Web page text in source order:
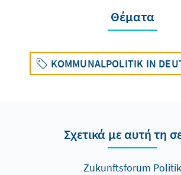
Θέματα
KOMMUNALPOLITIK IN
Σχετικά με αυτή τη
Zukunftsforum Politik